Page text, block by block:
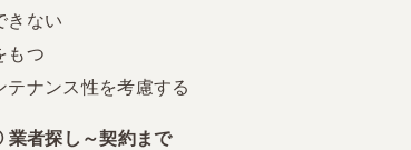
きない
もつ
ナンス性を考慮する
者探し～契約まで